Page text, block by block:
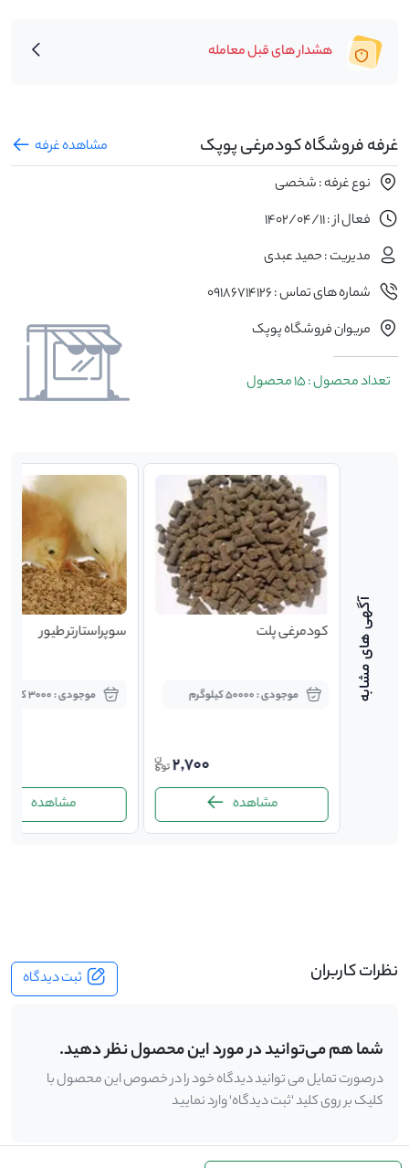
هشدار های قبل معامله
غرفه فروشگاه کودمرغی پوپک
مشاهده غرفه
نوع غرفه : شخصی
فعال از : 1402/04/11
مدیریت : حمید عبدی
شماره های تماس : 09186714126
مریوان فروشگاه پوپک
تعداد محصول : 15 محصول
کودمرغی پلت
موجودی : 50000 کیلوگرم
2,700
مشاهده
سوپراستارتر طیور
موجودی : 3000 کیلوگرم
مشاهده
نظرات کاربران ثبت دیدگاه
شما هم می‌توانید در مورد این محصول نظر دهید.
درصورت تمایل می توانید دیدگاه خود را در خصوص این محصول با
کلیک بر روی کلید 'ثبت دیدگاه' وارد نمایید